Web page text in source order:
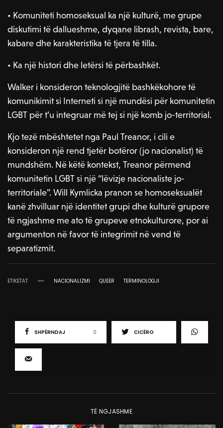
• Komuniteti homoseksual ka një kulturë, me grupe
diskutimi të dallueshme, dyqane librash, revista, bare,
kabare dhe karakteristika të tjera të tilla.
• Ka një histori dhe letërsi të përbashkët.
Walker i konsideron teknologjitë bashkëkohore të
komunikimit si Interneti si një mundësi për komunitetin
LGBT për t’u integruar më tej si një komb jo-territorial.
Kjo tezë mbështetet nga Paul Treanor, i cili e
konsideron një rend tjetër botëror (jo nacionalist) të
mundshëm. Në këtë kontekst, Treanor përmend
komunitetin LGBT si një “lëvizje nacionaliste jo-
territoriale”. Will Kymlicka pranon se homoseksualët
kanë zhvilluar një identitet grupi dhe kulturë grupore
të ngjashme me ato të grupeve etnokulturore, por ai
argumenton në favor të integrimit në vend të
separatizmit.
ETIKETAT NACIONALIZMI QUEER TERMINOLOGJI
SHPËRNDAJ 0 CICËRO
TË NGJASHME